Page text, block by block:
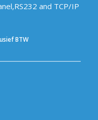
and TCP/IP
BTW